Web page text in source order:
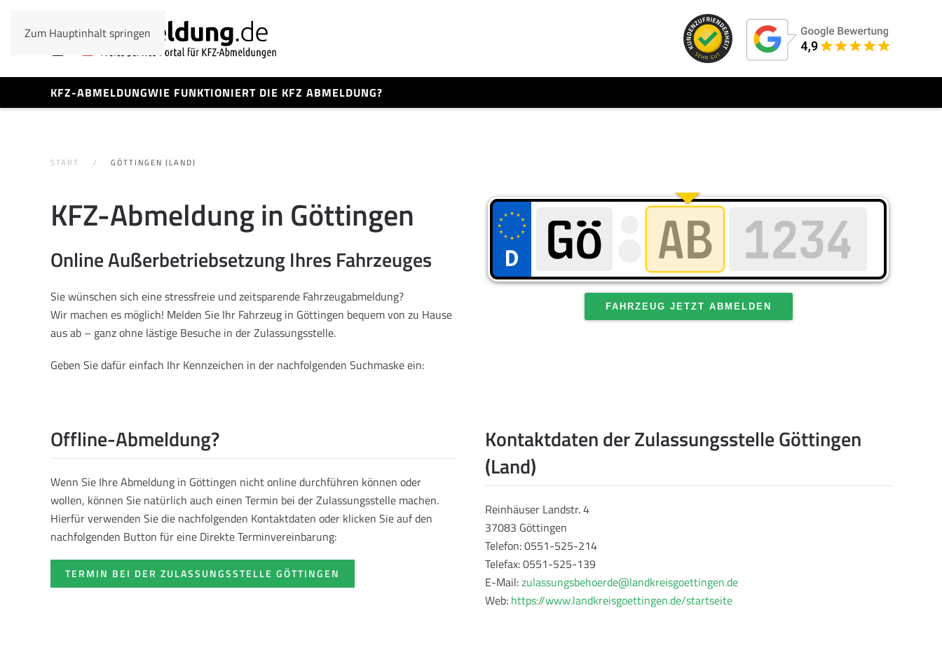
Zum Hauptinhalt springen
KFZ-ABMELDUNGWIE FUNKTIONIERT DIE KFZ ABMELDUNG?
START GÖTTINGEN (LAND)
KFZ-Abmeldung in Göttingen
Online Außerbetriebsetzung Ihres Fahrzeuges
Sie wünschen sich eine stressfreie und zeitsparende Fahrzeugabmeldung?
Wir machen es möglich! Melden Sie Ihr Fahrzeug in Göttingen bequem von zu Hause
aus ab – ganz ohne lästige Besuche in der Zulassungsstelle.
Geben Sie dafür einfach Ihr Kennzeichen in der nachfolgenden Suchmaske ein:
FAHRZEUG JETZT ABMELDEN
Offline-Abmeldung?
Wenn Sie Ihre Abmeldung in Göttingen nicht online durchführen können oder
wollen, können Sie natürlich auch einen Termin bei der Zulassungsstelle machen.
Hierfür verwenden Sie die nachfolgenden Kontaktdaten oder klicken Sie auf den
nachfolgenden Button für eine Direkte Terminvereinbarung:
TERMIN BEI DER ZULASSUNGSSTELLE GÖTTINGEN
Kontaktdaten der Zulassungsstelle Göttingen
(Land)
Reinhäuser Landstr. 4
37083 Göttingen
Telefon: 0551-525-214
Telefax: 0551-525-139
E-Mail:zulassungsbehoerde@landkreisgoettingen.de
Web: https://www.landkreisgoettingen.de/startseite